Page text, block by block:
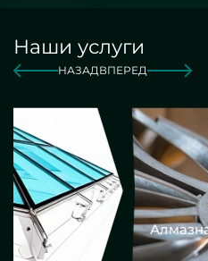
Наши услуги
НАЗАДВПЕРЕД
Алмазная гравировка